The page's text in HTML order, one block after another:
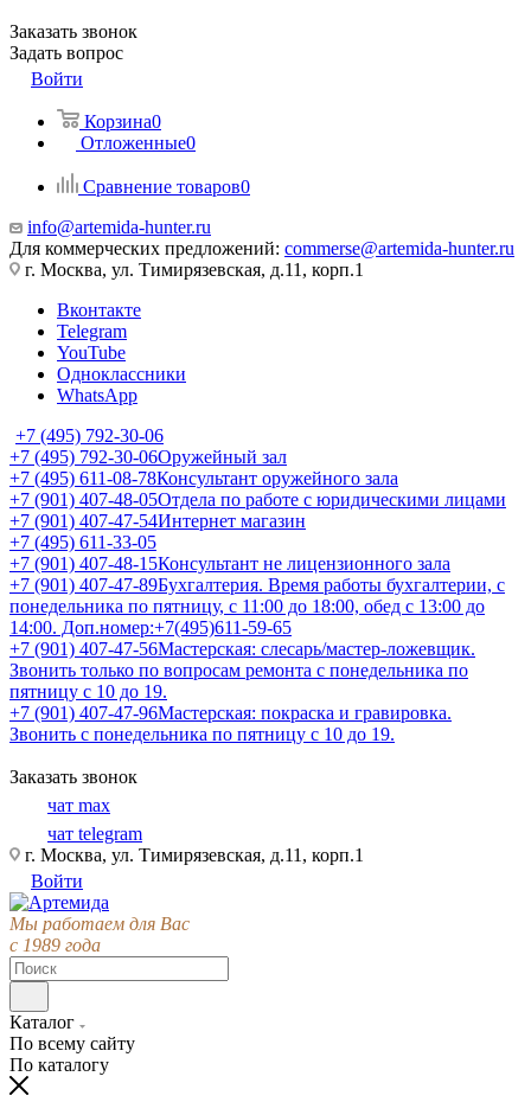
Заказать звонок
Задать вопрос
Войти
Корзина0
Отложенные0
Сравнение товаров0
info@artemida-hunter.ru
Для коммерческих предложений: commerse@artemida-hunter.ru
г. Москва, ул. Тимирязевская, д.11, корп.1
Вконтакте
Telegram
YouTube
Одноклассники
WhatsApp
+7 (495) 792-30-06
+7 (495) 792-30-06Оружейный зал
+7 (495) 611-08-78Консультант оружейного зала
+7 (901) 407-48-05Отдела по работе с юридическими лицами
+7 (901) 407-47-54Интернет магазин
+7 (495) 611-33-05
+7 (901) 407-48-15Консультант не лицензионного зала
+7 (901) 407-47-89Бухгалтерия. Время работы бухгалтерии, с
понедельника по пятницу, с 11:00 до 18:00, обед с 13:00 до
14:00. Доп.номер:+7(495)611-59-65
+7 (901) 407-47-56Мастерская: слесарь/мастер-ложевщик.
Звонить только по вопросам ремонта с понедельника по
пятницу с 10 до 19.
+7 (901) 407-47-96Мастерская: покраска и гравировка.
Звонить с понедельника по пятницу с 10 до 19.
Заказать звонок
чат max
чат telegram
г. Москва, ул. Тимирязевская, д.11, корп.1
Войти
Мы работаем для Вас
с 1989 года
Каталог
По всему сайту
По каталогу